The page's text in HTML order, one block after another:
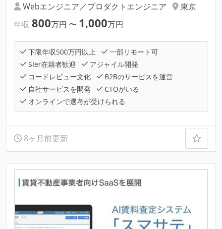
Webエンジニア／プロダクトエンジニア
東京
年収 800万円 〜 1,000万円
下限年収500万円以上
一部リモート可
SIer在籍者歓迎
アジャイル開発
コードレビュー文化
B2Bのサービスを運営
自社サービスを開発
CTOがいる
オンラインで選考が受けられる
8ヶ月前更新